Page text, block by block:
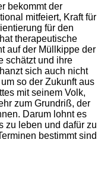
bekommt der
mitfeiert, Kraft für
für den
therapeutische
auf der Müllkippe der
schätzt und ihre
sich auch nicht
so der Zukunft aus
mit seinem Volk,
zum Grundriß, der
Darum lohnt es
zu leben und dafür zu
bestimmt sind